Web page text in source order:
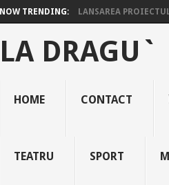
NOW TRENDING: LANSAREA
LA DRAGU`
HOME CONTACT
TEATRU SPORT